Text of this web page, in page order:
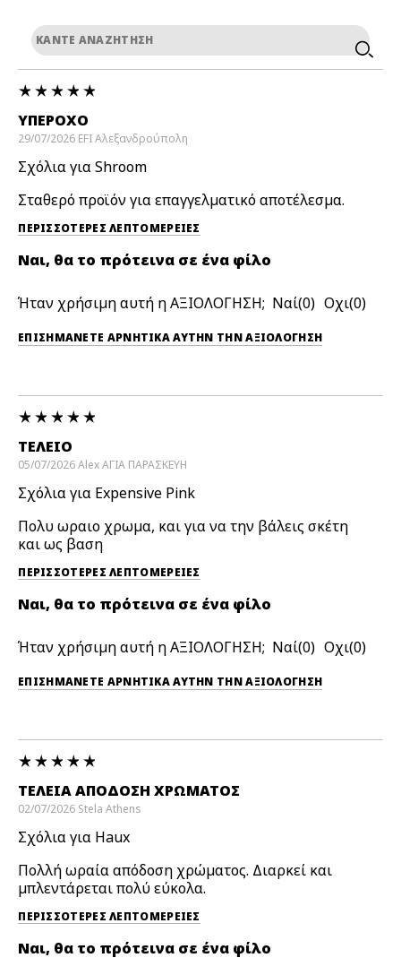
ΥΠΈΡΟΧΟ
29/07/2026 EFIΑλεξανδρούπολη
Σχόλια για Shroom
Σταθερό προϊόν για επαγγελματικό αποτέλεσμα.
ΠΕΡΙΣΣΌΤΕΡΕΣ ΛΕΠΤΟΜΈΡΕΙΕΣ
Ναι, θα το πρότεινα σε ένα φίλο
Ήταν χρήσιμη αυτή η ΑΞΙΟΛΟΓΗΣΗ; 0 0
ΕΠΙΣΗΜΆΝΕΤΕ ΑΡΝΗΤΙΚΆ ΑΥΤΉΝ ΤΗΝ ΑΞΙΟΛΟΓΗΣΗ
ΤΈΛΕΙΟ
05/07/2026AlexAΓIA ΠAPAΣKEYH
Σχόλια για Expensive Pink
Πολυ ωραιο χρωμα, και για να την βάλεις σκέτη
και ως βαση
ΠΕΡΙΣΣΌΤΕΡΕΣ ΛΕΠΤΟΜΈΡΕΙΕΣ
Ναι, θα το πρότεινα σε ένα φίλο
Ήταν χρήσιμη αυτή η ΑΞΙΟΛΟΓΗΣΗ; 0 0
ΕΠΙΣΗΜΆΝΕΤΕ ΑΡΝΗΤΙΚΆ ΑΥΤΉΝ ΤΗΝ ΑΞΙΟΛΟΓΗΣΗ
ΤΈΛΕΙΑ ΑΠΌΔΟΣΗ ΧΡΏΜΑΤΟΣ
02/07/2026 Stela Athens
Σχόλια για Haux
Πολλή ωραία απόδοση χρώματος. Διαρκεί και
μπλεντάρεται πολύ εύκολα.
ΠΕΡΙΣΣΌΤΕΡΕΣ ΛΕΠΤΟΜΈΡΕΙΕΣ
Ναι, θα το πρότεινα σε ένα φίλο